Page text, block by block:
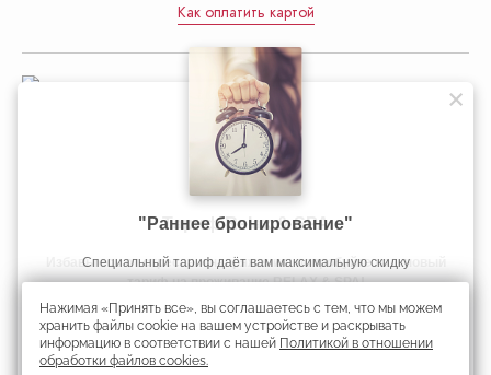
Нажимая «Принять все», вы соглашаетесь с тем, что мы можем
хранить файлы cookie на вашем устройстве и раскрывать
информацию в соответствии с нашей Политикой в отношении
обработки файлов cookies.
Как оплатить картой
Управление делами Президента
Официальный интернет-портал
Президента Республики Беларусь
Республиканское унитарное предприятие «Президент-Отель».
Избавьтесь от стресса и напряжения: попробуйте наш новый
тариф на проживание RELAX & SPA!
"Раннее бронирование"
Cпециальный тариф даёт вам максимальную скидку
Получить скидку
Если Вы планируете длительную поездку в Минск, то у нас для
Вас есть специальное предложение!
Скидка 45%
Избавьтесь от стресса и напряжения: попробуйте наш новый
тариф на проживание RELAX & SPA!